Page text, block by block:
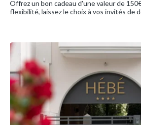
Offrez un bon cadeau d'une valeur de
flexibilité, laissez le choix à vos invités de